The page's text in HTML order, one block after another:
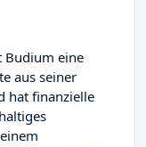
Budium eine
aus seiner
hat finanzielle